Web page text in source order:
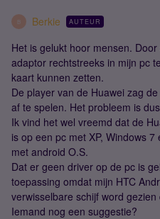
B Berkie AUTEUR
Het is gelukt hoor mensen.
adaptor rechtstreeks in mijn pc
kaart kunnen zetten.
De player van de Huawei zag
af te spelen. Het probleem is
Ik vind het wel vreemd dat de
is op een pc met XP, Windows
met android O.S.
Dat er geen driver op de pc is
toepassing omdat mijn HTC
verwisselbare schijf word gezien
Iemand nog een suggestie?